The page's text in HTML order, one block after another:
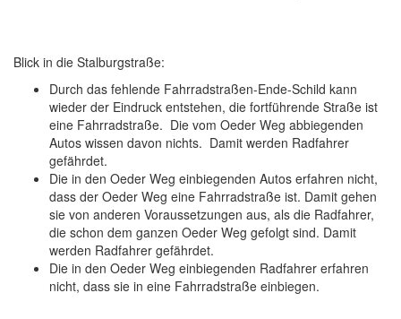
Blick in die Stalburgstraße:
Durch das fehlende Fahrradstraßen-Ende-Schild kann
wieder der Eindruck entstehen, die fortführende Straße ist
eine Fahrradstraße. Die vom Oeder Weg abbiegenden
Autos wissen davon nichts. Damit werden Radfahrer
gefährdet.
Die in den Oeder Weg einbiegenden Autos erfahren nicht,
dass der Oeder Weg eine Fahrradstraße ist. Damit gehen
sie von anderen Voraussetzungen aus, als die Radfahrer,
die schon dem ganzen Oeder Weg gefolgt sind. Damit
werden Radfahrer gefährdet.
Die in den Oeder Weg einbiegenden Radfahrer erfahren
nicht, dass sie in eine Fahrradstraße einbiegen.